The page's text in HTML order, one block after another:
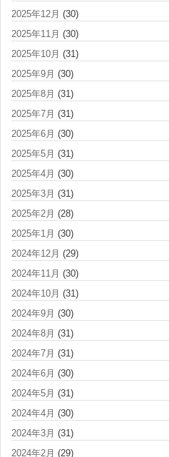
2025年12月 (30)
2025年11月 (30)
2025年10月 (31)
2025年9月 (30)
2025年8月 (31)
2025年7月 (31)
2025年6月 (30)
2025年5月 (31)
2025年4月 (30)
2025年3月 (31)
2025年2月 (28)
2025年1月 (30)
2024年12月 (29)
2024年11月 (30)
2024年10月 (31)
2024年9月 (30)
2024年8月 (31)
2024年7月 (31)
2024年6月 (30)
2024年5月 (31)
2024年4月 (30)
2024年3月 (31)
2024年2月 (29)